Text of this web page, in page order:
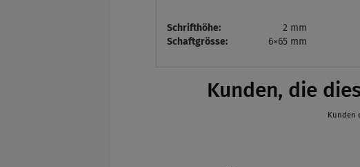
Schrifthöhe:
2 mm
Schaftgrösse:
6×65 mm
Kunden, die
Kunden